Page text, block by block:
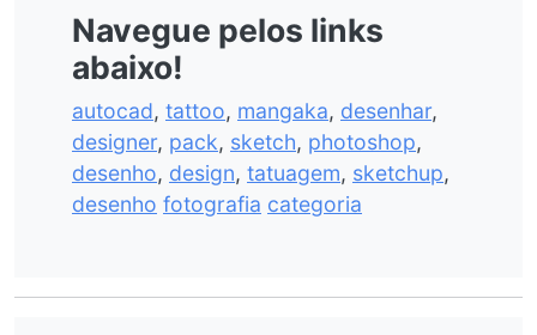
Navegue pelos links
abaixo!
autocad, tattoo, mangaka, desenhar,
designer, pack, sketch, photoshop,
desenho, design, tatuagem, sketchup,
desenho fotografia categoria